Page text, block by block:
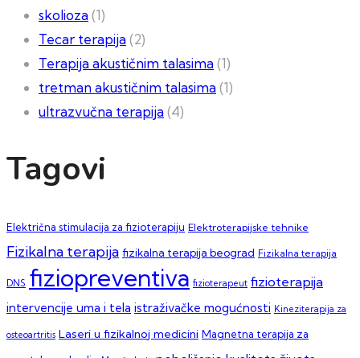
skolioza(1)
Tecar terapija(2)
Terapija akustičnim talasima(1)
tretman akustičnim talasima(1)
ultrazvučna terapija(4)
Tagovi
Električna stimulacija za fizioterapiju Elektroterapijske tehnike
Fizikalna terapija fizikalna terapija beograd Fizikalna terapija
DNS fiziopreventiva fizioterapeut fizioterapija
intervencije uma i tela istraživačke mogućnosti Kineziterapija za
osteoartritis Laseri u fizikalnoj medicini Magnetna terapija za